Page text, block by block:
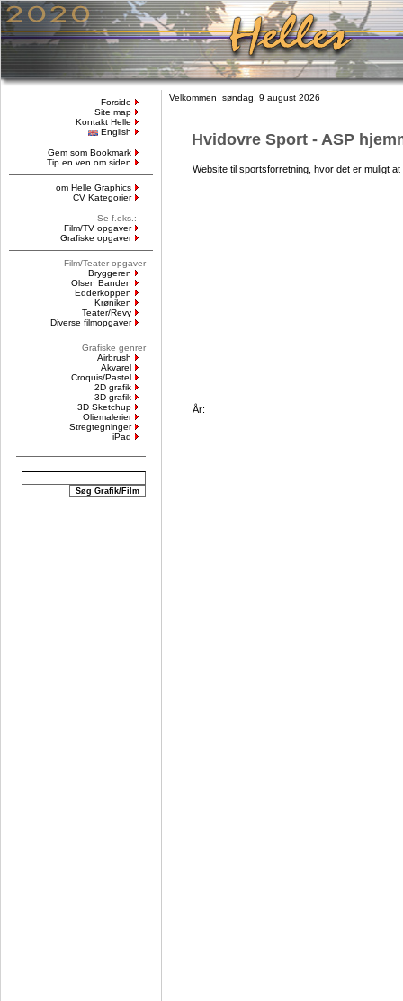
Forside
Site map
Kontakt Helle
English
Gem som Bookmark
Tip en ven om siden
om Helle Graphics
CV Kategorier
Se f.eks.:
Film/TV opgaver
Grafiske opgaver
Film/Teater opgaver
Bryggeren
Olsen Banden
Edderkoppen
Krøniken
Teater/Revy
Diverse filmopgaver
Grafiske genrer
Airbrush
Akvarel
Croquis/Pastel
2D grafik
3D grafik
3D Sketchup
Oliemalerier
Stregtegninger
iPad
Velkommen søndag, 9 august 2026
Hvidovre Sport - ASP
Website til sportsforretning, hvor det er muligt
År: